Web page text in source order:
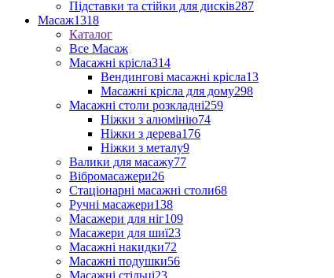
Підставки та стійки для дисків287
Масаж1318
Каталог
Все Масаж
Масажні крісла314
Вендингові масажні крісла13
Масажні крісла для дому298
Масажні столи розкладні259
Ніжки з алюмінію74
Ніжки з дерева176
Ніжки з металу9
Валики для масажу77
Вібромасажери26
Стаціонарні масажні столи68
Ручні масажери138
Масажери для ніг109
Масажери для шиї23
Масажні накидки72
Масажні подушки56
Масажні стільці23